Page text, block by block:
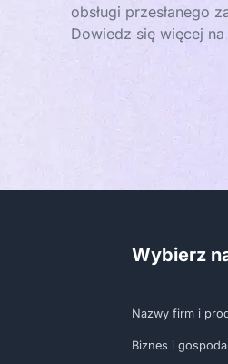
obsługi przesłanego
Dowiedz się więcej na
Wybierz
Nazwy firm i
Biznes i